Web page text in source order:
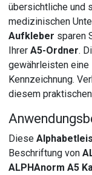
übersichtliche und
medizinischen
Aufkleber sparen
IhrerA5-Ordner.
gewährleisten
Kennzeichnung.
diesem praktischen
Diese
Beschriftung von
ALPHAnorm A5